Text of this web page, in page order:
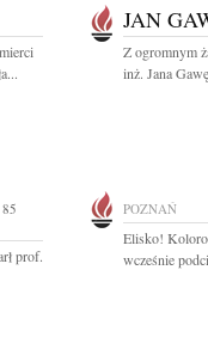
JAN
Z ogromnym
inż. Jana
prof.
POZNAŃ
Elisko!
wcześnie